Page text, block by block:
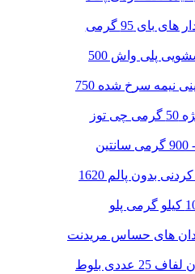
بای 95 گرمی
توز
های حساس مریدنت
عددی بلوط